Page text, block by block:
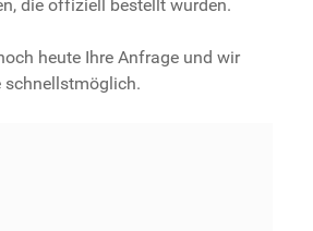
die offiziell bestellt wurden.
heute Ihre Anfrage und wir
schnellstmöglich.